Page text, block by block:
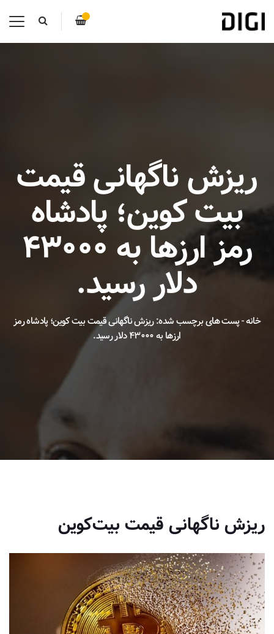
ریزش ناگهانی قیمت
بیت کوین؛ پادشاه
رمز ارزها به ۴۳۰۰۰
دلار رسید.
خانه-پست های برچسب شده: ریزش ناگهانی قیمت بیت کوین؛ پادشاه رمز
ارزها به ۴۳۰۰۰ دلار رسید.
ریزش ناگهانی قیمت بیت‌کوین